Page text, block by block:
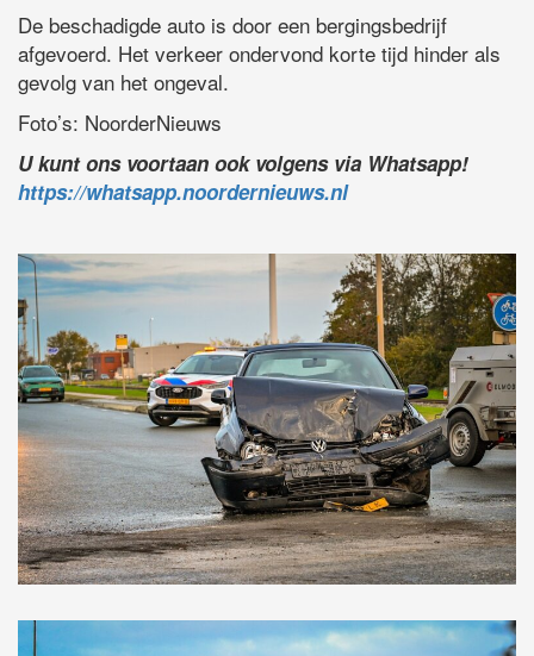
De beschadigde auto is door een bergingsbedrijf
afgevoerd. Het verkeer ondervond korte tijd hinder als
gevolg van het ongeval.
Foto’s: NoorderNieuws
U kunt ons voortaan ook volgens via Whatsapp!
https://whatsapp.noordernieuws.nl